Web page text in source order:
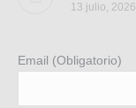
13 julio, 2026
Email (Obligatorio)